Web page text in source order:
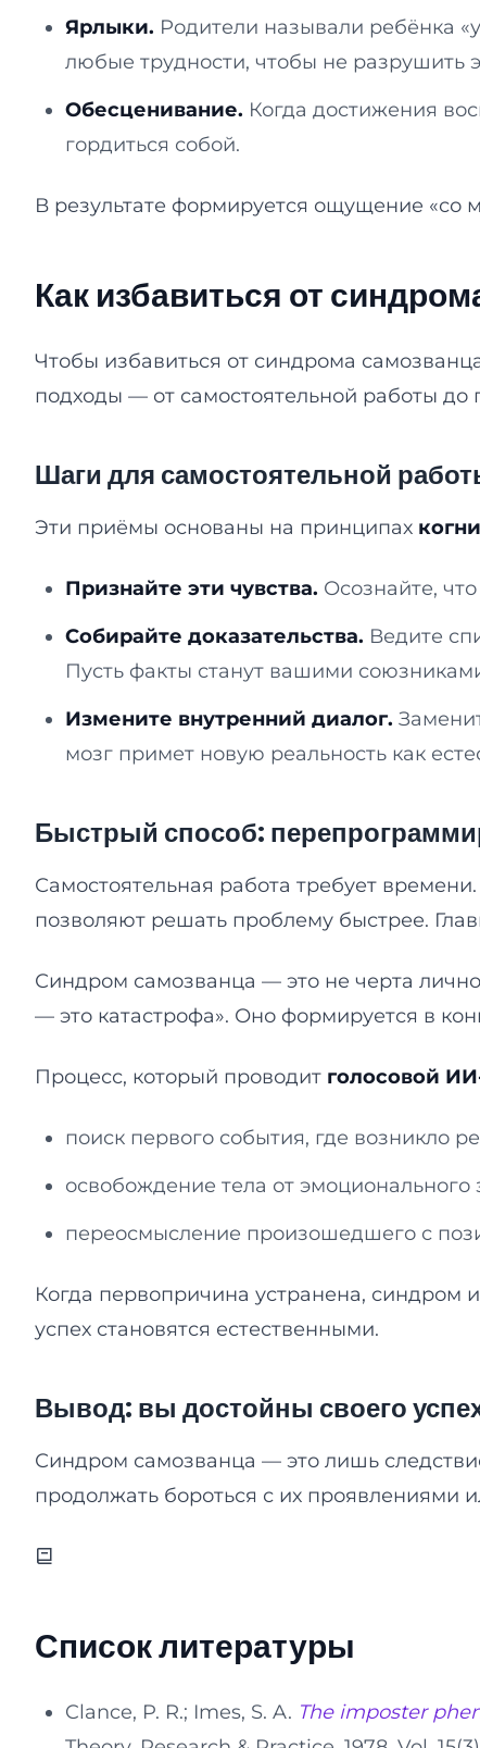
Ярлыки. Родители называли ребёнка
любые трудности, чтобы не разрушить
Обесценивание. Когда достижения
гордиться собой.
В результате формируется ощущение «со
Как избавиться от
Чтобы избавиться от синдрома
подходы — от самостоятельной работы
Шаги для самостоятельной
Эти приёмы основаны на принципах
Признайте эти чувства. Осознайте,
Собирайте доказательства. Ведите
Пусть факты станут вашими
Измените внутренний диалог.
мозг примет новую реальность как
Быстрый способ:
Самостоятельная работа требует
позволяют решать проблему быстрее.
Синдром самозванца — это не черта
— это катастрофа». Оно формируется в
Процесс, который проводит голосовой
поиск первого события, где возникло
освобождение тела от эмоционального
переосмысление произошедшего с
Когда первопричина устранена, синдром
успех становятся естественными.
Вывод: вы достойны своего
Синдром самозванца — это лишь
продолжать бороться с их проявлениями
Список литературы
Clance, P. R.; Imes, S. A. The imposter